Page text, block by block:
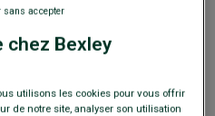
l'unité)
chez Bexley
utilisons les cookies pour vous offrir
de notre site, analyser son utilisation
sans accepter